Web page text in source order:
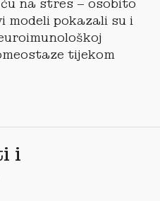
na stres – osobito
modeli pokazali su i
tijekom
i